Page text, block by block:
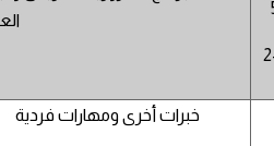
خبرات أخرى ومهارات فردية